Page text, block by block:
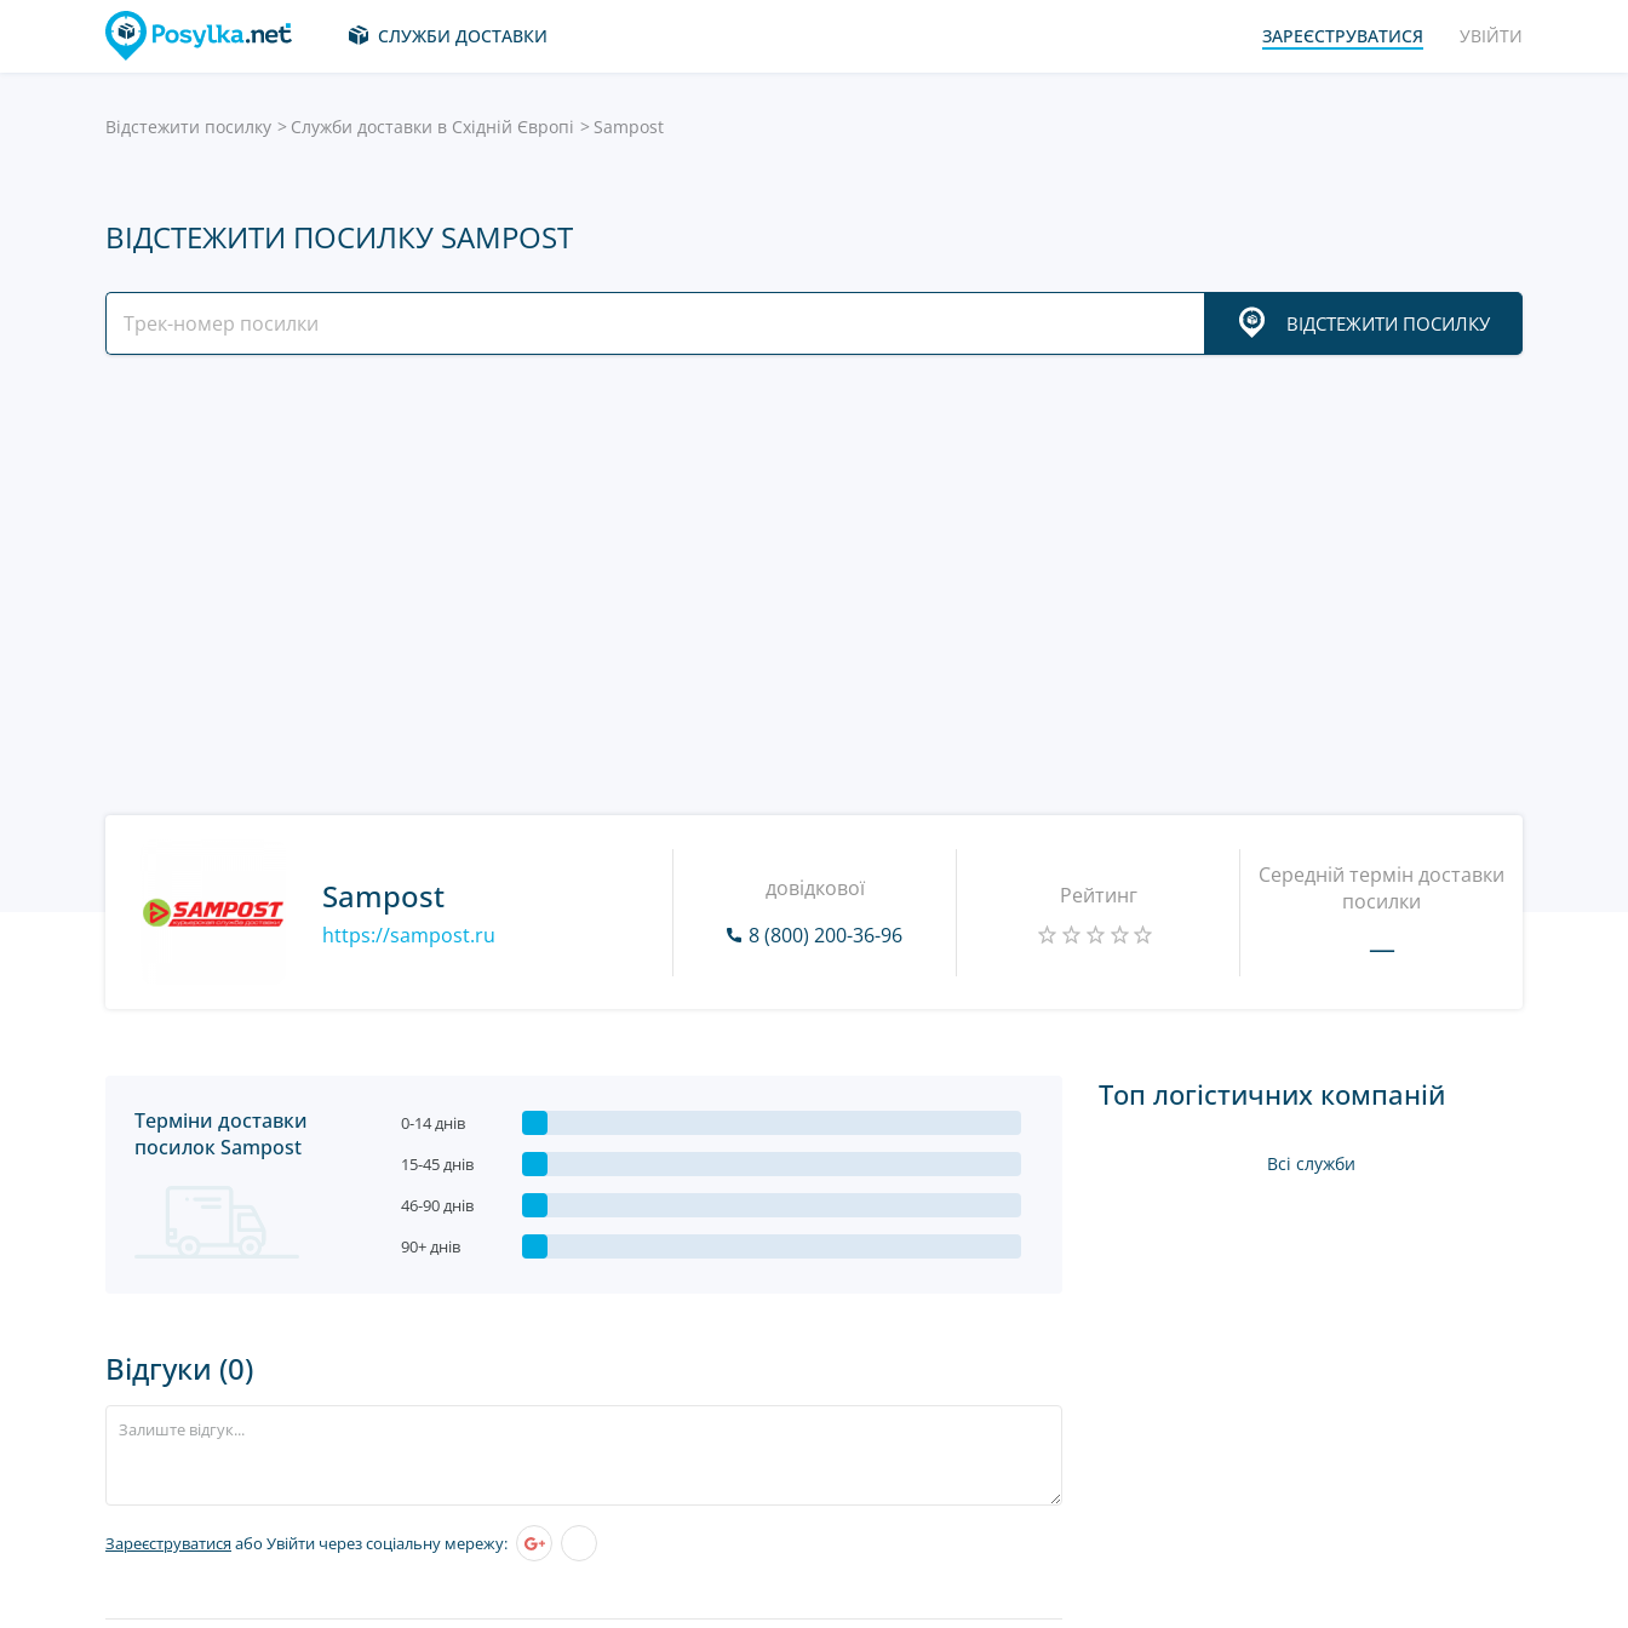
СЛУЖБИ ДОСТАВКИ ЗАРЕЄСТРУВАТИСЯ УВІЙТИ
Відстежити посилку Служби доставки в Східній Європі Sampost
ВІДСТЕЖИТИ ПОСИЛКУ SAMPOST
ВІДСТЕЖИТИ ПОСИЛКУ
Sampost
https://sampost.ru
довідкової
8 (800) 200-36-96
Рейтинг
Середній термін доставки
посилки
—
Терміни доставки
посилок Sampost
0-14 днів
15-45 днів
46-90 днів
90+ днів
Відгуки (0)
Зареєструватисяабо Увійти через соціальну мережу:
Топ логістичних компаній
Всі служби